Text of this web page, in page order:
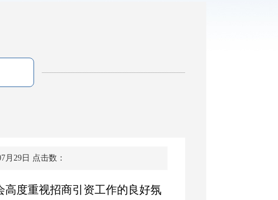
月29日 点击数：
度重视招商引资工作的良好氛